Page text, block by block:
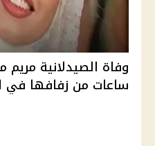
وفاة الصيدلانية
ساعات من زفافها في